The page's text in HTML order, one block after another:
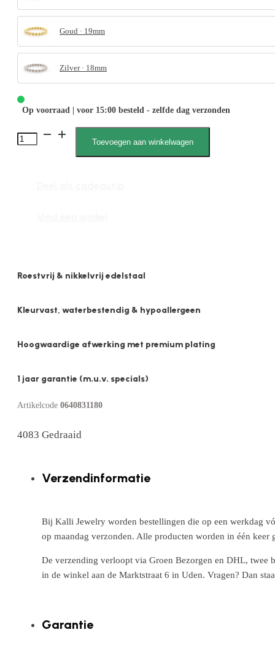
Goud · 19mm
Zilver · 18mm
Op voorraad | voor 15:00 besteld - zelfde dag verzonden
4083
Toevoegen aan winkelwagen
Roestvrij & nikkelvrij edelstaal
Kleurvast, waterbestendig & hypoallergeen
Hoogwaardige afwerking met premium plating
1 jaar garantie (m.u.v. specials)
Artikelcode 0640831180
4083 Gedraaid
Verzendinformatie
Bij Kalli Jewelry worden bestellingen die op een werkdag
op maandag verzonden. Alle producten worden in één
De verzending verloopt via Groen Bezorgen en DHL, twee
in de winkel aan de Marktstraat 6 in Uden. Vragen? Dan
Garantie